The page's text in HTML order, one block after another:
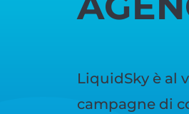
LiquidSky è al
campagne di